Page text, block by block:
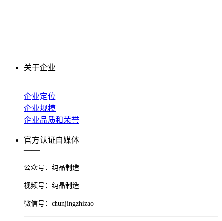
关于企业
——
企业定位
企业规模
企业品质和荣誉
官方认证自媒体
——
公众号： 纯晶制造
视频号：纯晶制造
微信号：chunjingzhizao